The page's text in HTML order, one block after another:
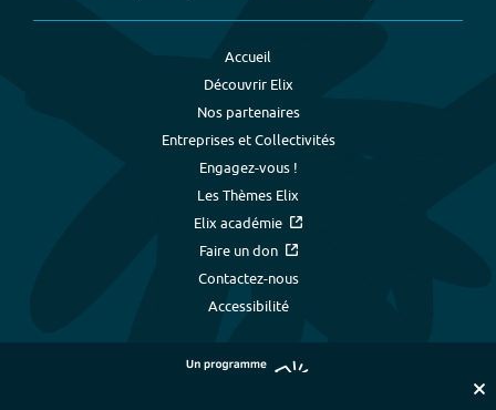
Accueil
Découvrir Elix
Nos partenaires
Entreprises et Collectivités
Engagez-vous !
Les Thèmes Elix
Elix académie
Faire un don
Contactez-nous
Accessibilité